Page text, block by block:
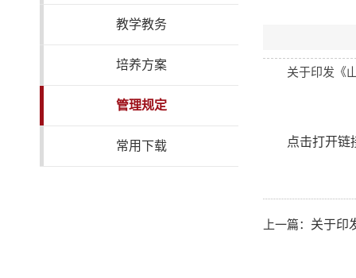
教学教务
培养方案
管理规定
常用下载
关于印发《
点击打开链
上一篇： 关于印